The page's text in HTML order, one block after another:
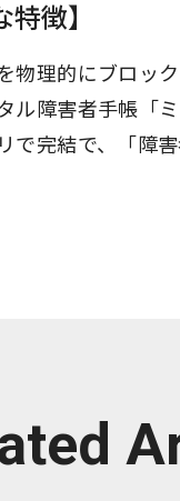
特徴】
物理的にブロッ
ル障害者手帳「
で完結で、「障